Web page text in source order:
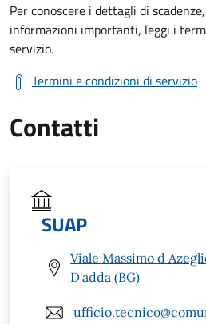
Per conoscere i dettagli di
informazioni importanti, leggi i
servizio.
Termini e condizioni di servizio
Contatti
SUAP
Viale Massimo d
D'adda (BG)